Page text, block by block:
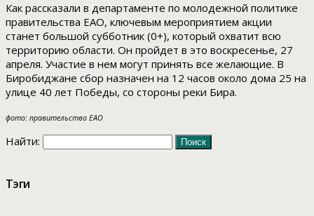
Как рассказали в департаменте по молодежной политике
правительства ЕАО, ключевым мероприятием акции
станет большой субботник (0+), который охватит всю
территорию области. Он пройдет в это воскресенье, 27
апреля. Участие в нем могут принять все желающие. В
Биробиджане сбор назначен на 12 часов около дома 25 на
улице 40 лет Победы, со стороны реки Бира.
фото: правительство ЕАО
Найти:
Тэги